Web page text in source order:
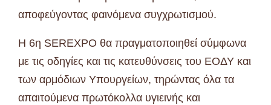
αποφεύγοντας φαινόμενα συγχρωτισμού.
Η 6η SEREXPO θα πραγματοποιηθεί σύμφωνα
με τις οδηγίες και τις κατευθύνσεις του ΕΟΔΥ και
των αρμόδιων Υπουργείων, τηρώντας όλα τα
απαιτούμενα πρωτόκολλα υγιεινής και